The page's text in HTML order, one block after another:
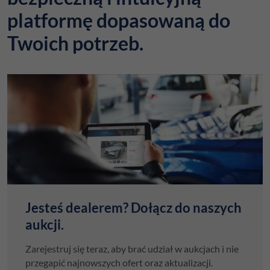
platformę dopasowaną do
Twoich potrzeb.
Jesteś dealerem? Dołącz do naszych
aukcji.
Zarejestruj się teraz, aby brać udział w aukcjach i nie
przegapić najnowszych ofert oraz aktualizacji.